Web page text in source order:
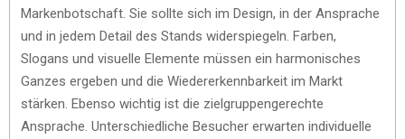
Markenbotschaft. Sie sollte sich im Design, in der Ansprache
und in jedem Detail des Stands widerspiegeln. Farben,
Slogans und visuelle Elemente müssen ein harmonisches
Ganzes ergeben und die Wiedererkennbarkeit im Markt
stärken. Ebenso wichtig ist die zielgruppengerechte
Ansprache. Unterschiedliche Besucher erwarten individuelle